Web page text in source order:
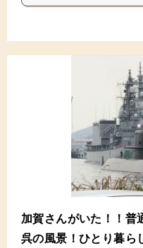
加賀さんがいた！！普
呉の風景！ひとり暮ら